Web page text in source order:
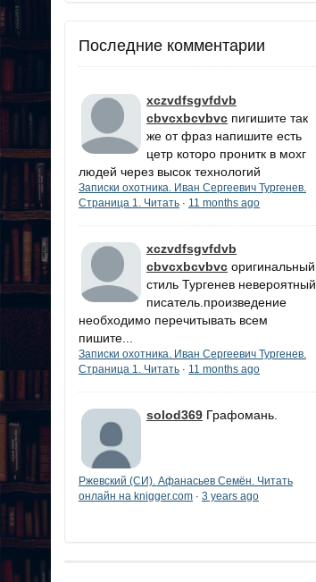
Последние комментарии
xczvdfsgvfdvb
cbvcxbcvbvc пигишите так
же от фраз напишите есть
цетр которо пронитк в мохг
людей через высок технологий
Записки охотника. Иван Сергеевич Тургенев.
Страница 1. Читать · 11 months ago
xczvdfsgvfdvb
cbvcxbcvbvc оригинальный
стиль Тургенев невероятный
писатель.произведение
необходимо перечитывать всем
пишите...
Записки охотника. Иван Сергеевич Тургенев.
Страница 1. Читать · 11 months ago
solod369 Графомань.
Ржевский (СИ). Афанасьев Семён. Читать
онлайн на knigger.com · 3 years ago